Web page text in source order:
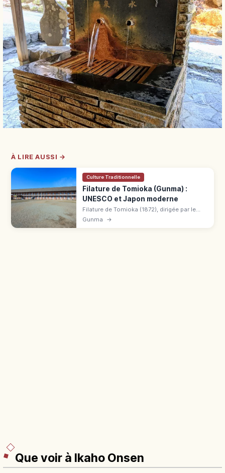
À LIRE AUSSI →
Culture Traditionnelle
Filature de Tomioka (Gunma) :
UNESCO et Japon moderne
Filature de Tomioka (1872), dirigée par le
Français Paul Brunat, symbole du Japon
Gunma →
Que voir à Ikaho Onsen